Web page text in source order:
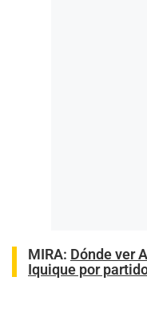
MIRA: Dónde ver
Iquique por